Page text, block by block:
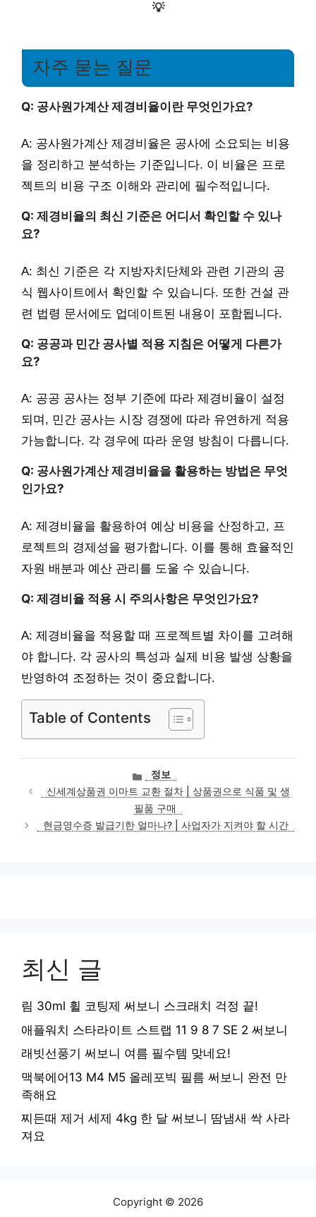
💡
자주 묻는 질문
Q: 공사원가계산 제경비율이란 무엇인가요?
A: 공사원가계산 제경비율은 공사에 소요되는 비용
을 정리하고 분석하는 기준입니다. 이 비율은 프로
젝트의 비용 구조 이해와 관리에 필수적입니다.
Q: 제경비율의 최신 기준은 어디서 확인할 수 있나
요?
A: 최신 기준은 각 지방자치단체와 관련 기관의 공
식 웹사이트에서 확인할 수 있습니다. 또한 건설 관
련 법령 문서에도 업데이트된 내용이 포함됩니다.
Q: 공공과 민간 공사별 적용 지침은 어떻게 다른가
요?
A: 공공 공사는 정부 기준에 따라 제경비율이 설정
되며, 민간 공사는 시장 경쟁에 따라 유연하게 적용
가능합니다. 각 경우에 따라 운영 방침이 다릅니다.
Q: 공사원가계산 제경비율을 활용하는 방법은 무엇
인가요?
A: 제경비율을 활용하여 예상 비용을 산정하고, 프
로젝트의 경제성을 평가합니다. 이를 통해 효율적인
자원 배분과 예산 관리를 도울 수 있습니다.
Q: 제경비율 적용 시 주의사항은 무엇인가요?
A: 제경비율을 적용할 때 프로젝트별 차이를 고려해
야 합니다. 각 공사의 특성과 실제 비용 발생 상황을
반영하여 조정하는 것이 중요합니다.
Table of Contents
카
테
고
리
정보
신세계상품권 이마트 교환 절차 | 상품권으로 식품 및 생
필품 구매
현금영수증 발급기한 얼마나? | 사업자가 지켜야 할 시간
최신 글
림 30ml 휠 코팅제 써보니 스크래치 걱정 끝!
애플워치 스타라이트 스트랩 11 9 8 7 SE 2 써보니
래빗선풍기 써보니 여름 필수템 맞네요!
맥북에어13 M4 M5 올레포빅 필름 써보니 완전 만
족해요
찌든때 제거 세제 4kg 한 달 써보니 땀냄새 싹 사라
져요
Copyright © 2026